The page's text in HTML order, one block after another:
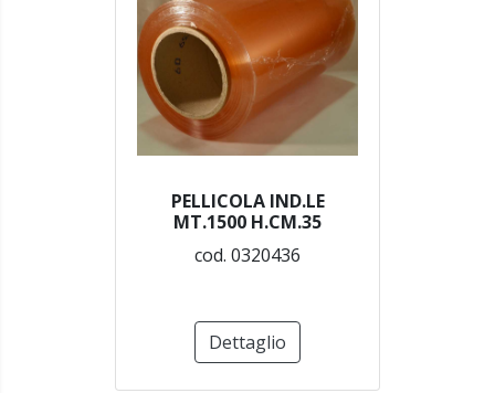
PELLICOLA IND.LE
MT.1500 H.CM.35
cod. 0320436
Dettaglio